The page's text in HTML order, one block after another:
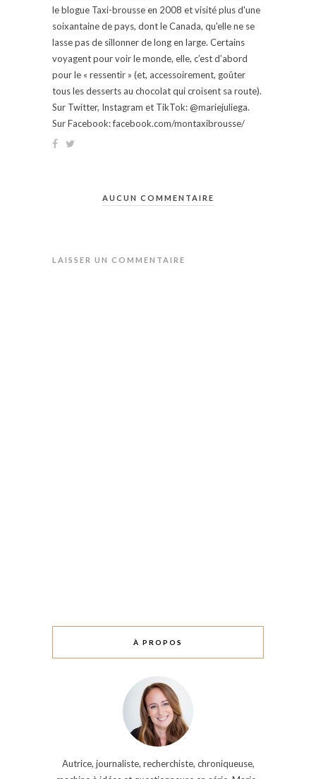
le blogue Taxi-brousse en 2008 et visité plus d'une
soixantaine de pays, dont le Canada, qu'elle ne se
lasse pas de sillonner de long en large. Certains
voyagent pour voir le monde, elle, c’est d’abord
pour le « ressentir » (et, accessoirement, goûter
tous les desserts au chocolat qui croisent sa route).
Sur Twitter, Instagram et TikTok: @mariejuliega.
Sur Facebook: facebook.com/montaxibrousse/
AUCUN COMMENTAIRE
LAISSER UN COMMENTAIRE
À PROPOS
Autrice, journaliste, recherchiste, chroniqueuse,